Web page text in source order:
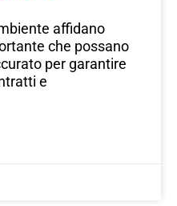
affidano
che possano
per garantire
e